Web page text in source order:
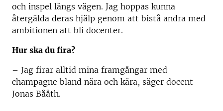
och inspel längs vägen. Jag hoppas kunna
återgälda deras hjälp genom att bistå andra med
ambitionen att bli docenter.
Hur ska du fira?
– Jag firar alltid mina framgångar med
champagne bland nära och kära, säger docent
Jonas Bååth.